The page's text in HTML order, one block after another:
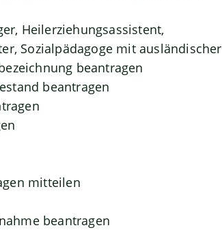
Heilerziehungsassistent,
Sozialpädagoge mit ausländischer
beantragen
beantragen
mitteilen
beantragen